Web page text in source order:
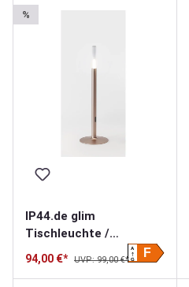
%
IP44.de glim
Tischleuchte /
Akkuleuchte
94,00 €* UVP: 99,00 €*
F
A
G